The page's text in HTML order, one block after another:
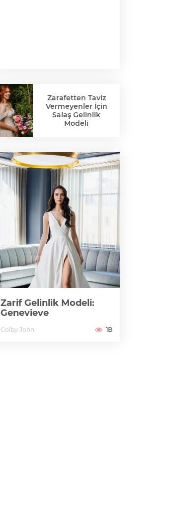
Zarafetten Taviz
Vermeyenler İçin
Salaş Gelinlik
Modeli
Zarif Gelinlik Modeli:
Genevieve
Colby John 1B